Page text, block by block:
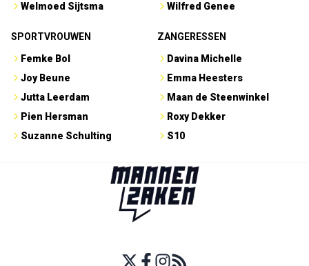
Welmoed Sijtsma
Wilfred Genee
SPORTVROUWEN
Femke Bol
Joy Beune
Jutta Leerdam
Pien Hersman
Suzanne Schulting
ZANGERESSEN
Davina Michelle
Emma Heesters
Maan de Steenwinkel
Roxy Dekker
S10